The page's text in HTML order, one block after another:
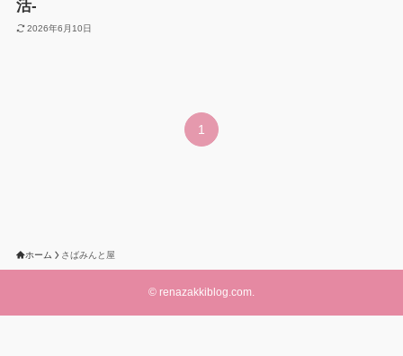
活-
2026年6月10日
1
ホーム さばみんと屋
© renazakkiblog.com.